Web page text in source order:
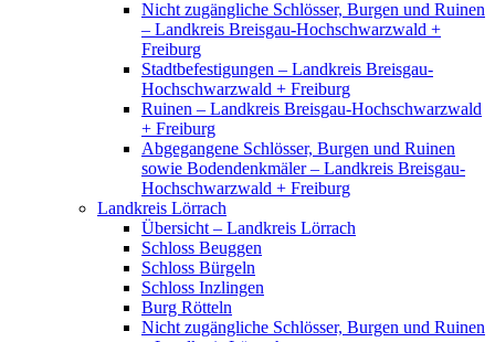
Nicht zugängliche Schlösser, Burgen und Ruinen
– Landkreis Breisgau-Hochschwarzwald +
Freiburg
Stadtbefestigungen – Landkreis Breisgau-
Hochschwarzwald + Freiburg
Ruinen – Landkreis Breisgau-Hochschwarzwald
+ Freiburg
Abgegangene Schlösser, Burgen und Ruinen
sowie Bodendenkmäler – Landkreis Breisgau-
Hochschwarzwald + Freiburg
Landkreis Lörrach
Übersicht – Landkreis Lörrach
Schloss Beuggen
Schloss Bürgeln
Schloss Inzlingen
Burg Rötteln
Nicht zugängliche Schlösser, Burgen und Ruinen